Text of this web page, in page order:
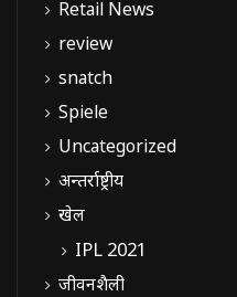
Retail News
review
snatch
Spiele
Uncategorized
अन्तर्राष्ट्रीय
खेल
IPL 2021
जीवनशैली